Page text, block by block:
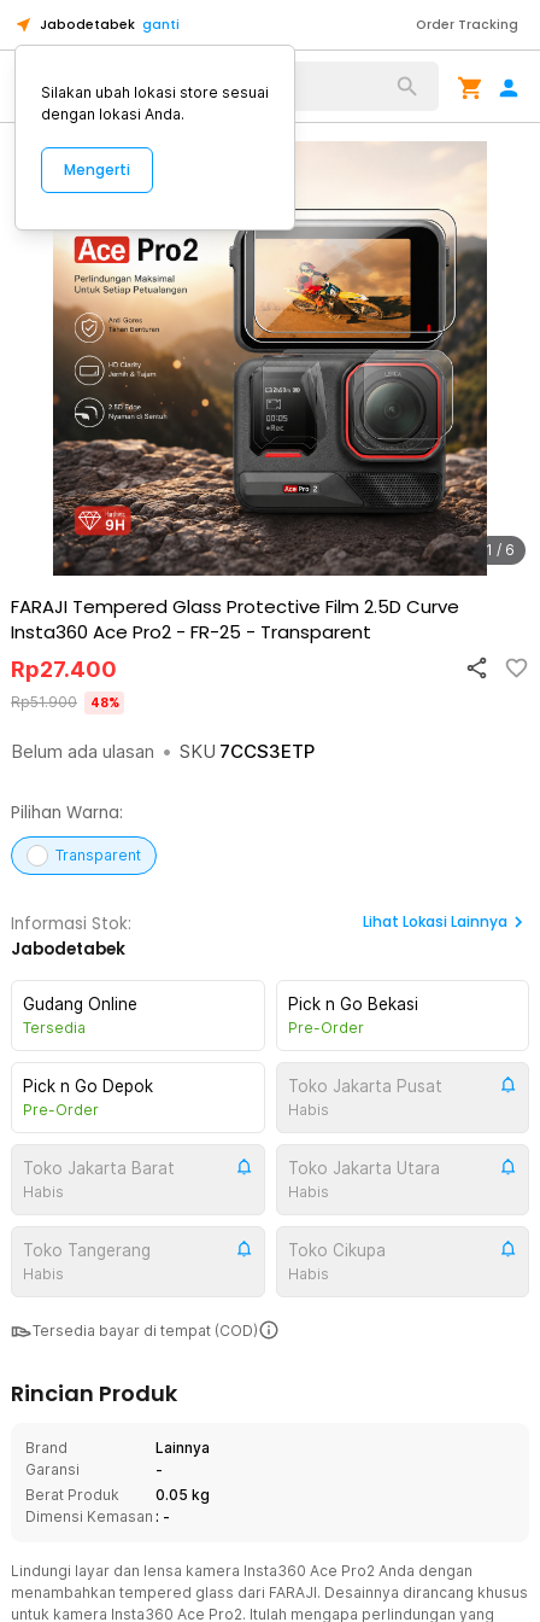
Jabodetabek ganti Order Tracking
Alat Kopi
1 / 6
FARAJI Tempered Glass Protective Film 2.5D Curve
Insta360 Ace Pro2 - FR-25 - Transparent
Belum ada ulasan • SKU 7CCS3ETP
Rp27.400
Rp51.900 48%
Pilihan Warna:
Transparent
Informasi Stok:
Jabodetabek
Lihat Lokasi Lainnya
Gudang Online
Tersedia
Pick n Go Bekasi
Pre-Order
Pick n Go Depok
Pre-Order
Toko Jakarta Pusat
Habis
Toko Jakarta Barat
Habis
Toko Jakarta Utara
Habis
Toko Tangerang
Habis
Toko Cikupa
Habis
Tersedia bayar di tempat (COD)
Rincian Produk
Brand
Lainnya
Garansi
-
Berat Produk
0.05 kg
Dimensi Kemasan : -
Lindungi layar dan lensa kamera Insta360 Ace Pro2 Anda dengan
menambahkan tempered glass dari FARAJI. Desainnya dirancang khusus
untuk kamera Insta360 Ace Pro2. Itulah mengapa perlindungan yang
Silakan ubah lokasi store sesuai
dengan lokasi Anda.
Mengerti